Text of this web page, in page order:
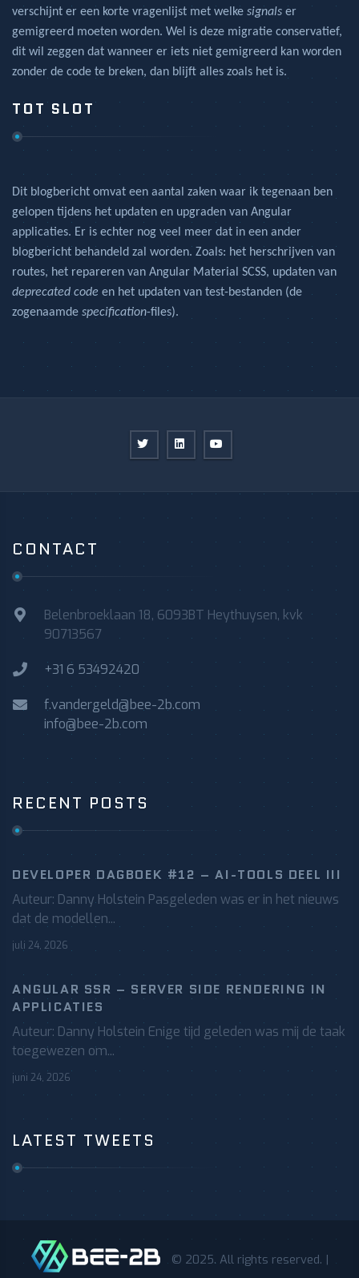
verschijnt er een korte vragenlijst met welke signals er
gemigreerd moeten worden. Wel is deze migratie conservatief,
dit wil zeggen dat wanneer er iets niet gemigreerd kan worden
zonder de code te breken, dan blijft alles zoals het is.
TOT SLOT
Dit blogbericht omvat een aantal zaken waar ik tegenaan ben
gelopen tijdens het updaten en upgraden van Angular
applicaties. Er is echter nog veel meer dat in een ander
blogbericht behandeld zal worden. Zoals: het herschrijven van
routes, het repareren van Angular Material SCSS, updaten van
deprecated code en het updaten van test-bestanden (de
zogenaamde specification-files).
CONTACT
Belenbroeklaan 18, 6093BT Heythuysen, kvk
90713567
+31 6 53492420
f.vandergeld@bee-2b.com
info@bee-2b.com
RECENT POSTS
DEVELOPER DAGBOEK #12 – AI-TOOLS DEEL III
Auteur: Danny Holstein Pasgeleden was er in het nieuws
dat de modellen...
juli 24, 2026
ANGULAR SSR – SERVER SIDE RENDERING IN
APPLICATIES
Auteur: Danny Holstein Enige tijd geleden was mij de taak
toegewezen om...
juni 24, 2026
LATEST TWEETS
© 2025. All rights reserved. |